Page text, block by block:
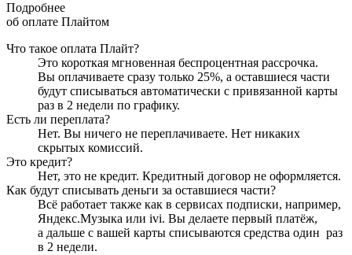
Подробнее
об оплате Плайтом
Что такое оплата Плайт?
Это короткая мгновенная беспроцентная рассрочка.
Вы оплачиваете сразу только 25%, а оставшиеся части
будут списываться автоматически с привязанной карты
раз в 2 недели по графику.
Есть ли переплата?
Нет. Вы ничего не переплачиваете. Нет никаких
скрытых комиссий.
Это кредит?
Нет, это не кредит. Кредитный договор не оформляется.
Как будут списывать деньги за оставшиеся части?
Всё работает также как в сервисах подписки, например,
Яндекс.Музыка или ivi. Вы делаете первый платёж,
а дальше с вашей карты списываются средства один раз
в 2 недели.